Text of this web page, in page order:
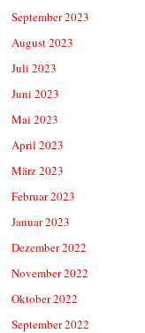
September 2023
August 2023
Juli 2023
Juni 2023
Mai 2023
April 2023
März 2023
Februar 2023
Januar 2023
Dezember 2022
November 2022
Oktober 2022
September 2022